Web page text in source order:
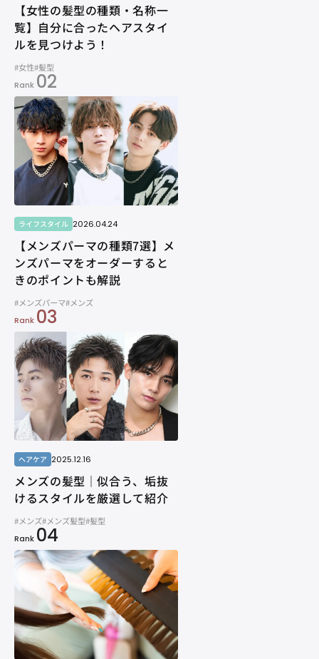
【女性の髪型の種類・名称一
覧】自分に合ったヘアスタイ
ルを見つけよう！
#女性#髪型
Rank 02
ライフスタイル 2026.04.24
【メンズパーマの種類7選】メ
ンズパーマをオーダーすると
きのポイントも解説
#メンズパーマ#メンズ
Rank 03
ヘアケア 2025.12.16
メンズの髪型｜似合う、垢抜
けるスタイルを厳選して紹介
#メンズ#メンズ髪型#髪型
Rank 04